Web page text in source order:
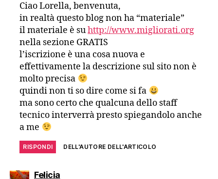
Anti-Spam by CleanTalk
Ciao Lorella, benvenuta,
in realtà questo blog non ha “materiale”
il materiale è suhttp://www.migliorati.org
nella sezione GRATIS
l’iscrizione è una cosa nuova e
effettivamente la descrizione sul sito non è
molto precisa
quindi non ti so dire come si fa
ma sono certo che qualcuna dello staff
tecnico interverrà presto spiegandolo anche
a me
RISPONDI DELL'AUTORE DELL'ARTICOLO
Feliciadice: